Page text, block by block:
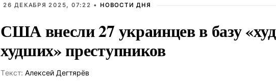
26 ДЕКАБРЯ 2025, 07:22 • НОВОСТИ ДНЯ
США внесли 27 украинцев в базу
худших» преступников
Tекст: Алексей Дегтярёв